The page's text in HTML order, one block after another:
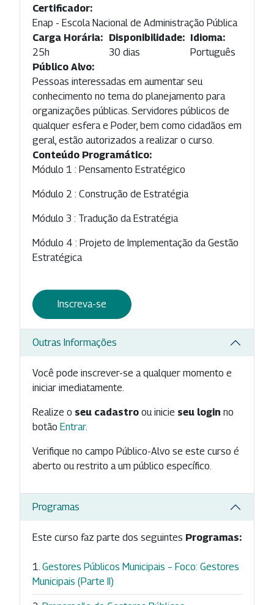
Certificador:
Enap - Escola Nacional de Administração Pública
Carga Horária:
25h
Disponibilidade:
30 dias
Idioma:
Português
Público Alvo:
Pessoas interessadas em aumentar seu
conhecimento no tema do planejamento para
organizações públicas. Servidores públicos de
qualquer esfera e Poder, bem como cidadãos em
geral, estão autorizados a realizar o curso.
Conteúdo Programático:
Módulo 1 : Pensamento Estratégico
Módulo 2 : Construção de Estratégia
Módulo 3 : Tradução da Estratégia
Módulo 4 : Projeto de Implementação da Gestão
Estratégica
Inscreva-se
Outras Informações
Você pode inscrever-se a qualquer momento e
iniciar imediatamente.
Realize o seu cadastro ou inicie seu login no
botão Entrar.
Verifique no campo Público-Alvo se este curso é
aberto ou restrito a um público específico.
Programas
Este curso faz parte dos seguintes Programas:
Gestores Públicos Municipais – Foco: Gestores
Municipais (Parte II)